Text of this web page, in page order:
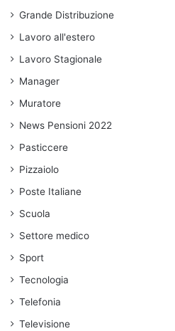
Grande Distribuzione
Lavoro all'estero
Lavoro Stagionale
Manager
Muratore
News Pensioni 2022
Pasticcere
Pizzaiolo
Poste Italiane
Scuola
Settore medico
Sport
Tecnologia
Telefonia
Televisione